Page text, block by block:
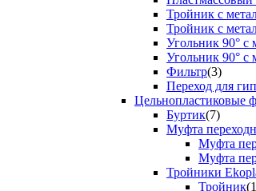
Тройник с
Тройник с
Угольник 90° с
Угольник 90° с
Фильтр(3)
Переход для
Цельнопластиковые
Буртик(7)
Муфта
Муфта
Муфта
Тройники
Тройник